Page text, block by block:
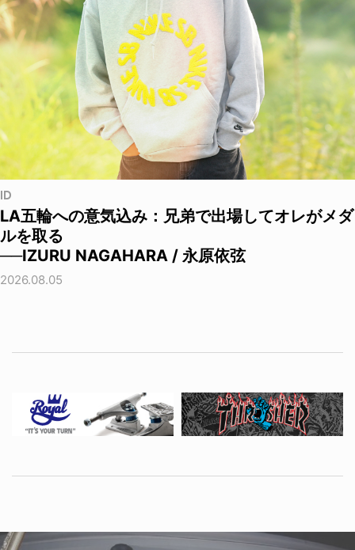
ID
LA五輪への意気込み：兄弟で出場してオレがメダ
ルを取る
──IZURU NAGAHARA / 永原依弦
2026.08.05